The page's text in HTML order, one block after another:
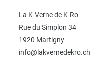
La K-Verne de K-Ro
Rue du Simplon 34
1920 Martigny
info@lakvernedekro.ch